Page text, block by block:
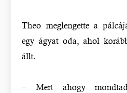
Theo meglengette a
egy ágyat oda, ahol
állt.
– Mert ahogy